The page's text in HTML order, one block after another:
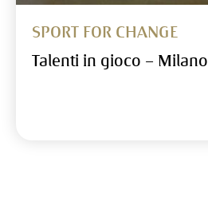
SPORT FOR CHANGE
Talenti in gioco – Milano